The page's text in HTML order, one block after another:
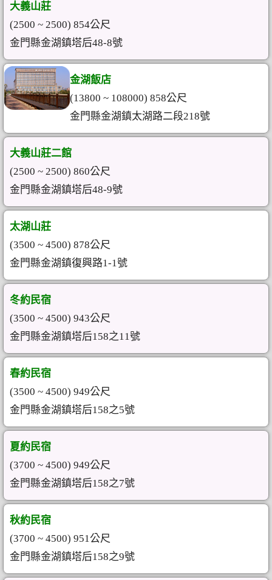
大義山莊
(2500 ~ 2500) 854公尺
金門縣金湖鎮塔后48-8號
金湖飯店
(13800 ~ 108000) 858公尺
金門縣金湖鎮太湖路二段218號
大義山莊二館
(2500 ~ 2500) 860公尺
金門縣金湖鎮塔后48-9號
太湖山莊
(3500 ~ 4500) 878公尺
金門縣金湖鎮復興路1-1號
冬約民宿
(3500 ~ 4500) 943公尺
金門縣金湖鎮塔后158之11號
春約民宿
(3500 ~ 4500) 949公尺
金門縣金湖鎮塔后158之5號
夏約民宿
(3700 ~ 4500) 949公尺
金門縣金湖鎮塔后158之7號
秋約民宿
(3700 ~ 4500) 951公尺
金門縣金湖鎮塔后158之9號